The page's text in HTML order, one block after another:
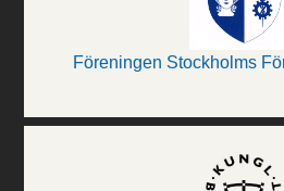
Föreningen Stockholms